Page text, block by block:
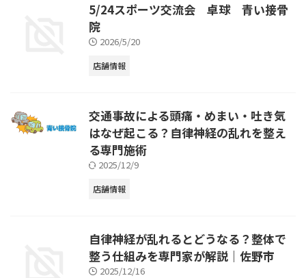
5/24スポーツ交流会 卓球 青い接骨
院
2026/5/20
店舗情報
交通事故による頭痛・めまい・吐き気
はなぜ起こる？自律神経の乱れを整え
る専門施術
2025/12/9
店舗情報
自律神経が乱れるとどうなる？整体で
整う仕組みを専門家が解説｜佐野市
2025/12/16